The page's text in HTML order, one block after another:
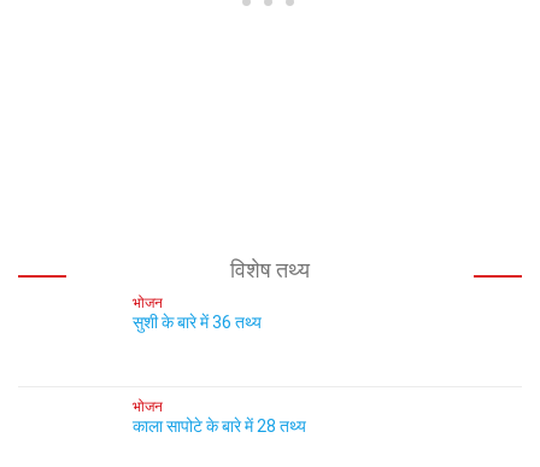
विशेष तथ्य
भोजन
सुशी के बारे में 36 तथ्य
भोजन
काला सापोटे के बारे में 28 तथ्य